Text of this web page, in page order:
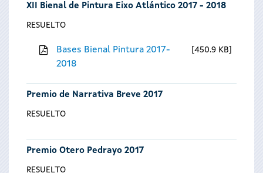
XII Bienal de Pintura Eixo Atlántico 2017 - 2018
RESUELTO
Bases Bienal Pintura 2017-
2018
450.9 KB
Premio de Narrativa Breve 2017
RESUELTO
Premio Otero Pedrayo 2017
RESUELTO